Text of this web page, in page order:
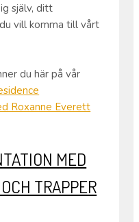
själv, ditt
vill komma till vårt
du här på vår
MED
TRAPPER